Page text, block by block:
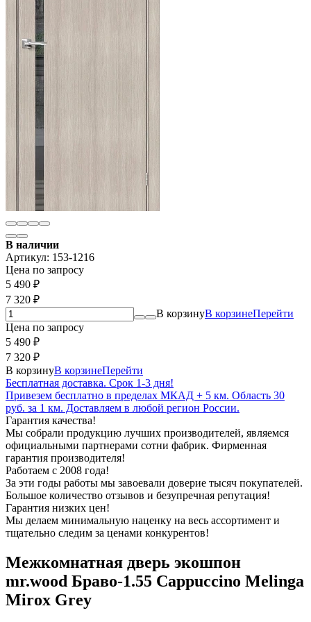
В наличии
Артикул: 153-1216
Цена по запросу
5 490 ₽
7 320 ₽
В корзинуВ корзинеПерейти
Цена по запросу
5 490 ₽
7 320 ₽
В корзинуВ корзинеПерейти
Бесплатная доставка. Срок 1-3 дня!
Привезем бесплатно в пределах МКАД + 5 км. Область 30
руб. за 1 км. Доставляем в любой регион России.
Гарантия качества!
Мы собрали продукцию лучших производителей, являемся
официальными партнерами сотни фабрик. Фирменная
гарантия производителя!
Работаем с 2008 года!
За эти годы работы мы завоевали доверие тысяч покупателей.
Большое количество отзывов и безупречная репутация!
Гарантия низких цен!
Мы делаем минимальную наценку на весь ассортимент и
тщательно следим за ценами конкурентов!
Межкомнатная дверь экошпон
mr.wood Браво-1.55 Cappuccino Melinga
Mirox Grey